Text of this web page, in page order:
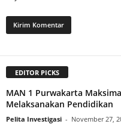
EDITOR PICKS
MAN 1 Purwakarta
Melaksanakan Pendidikan
Pelita Investigasi - November 27,